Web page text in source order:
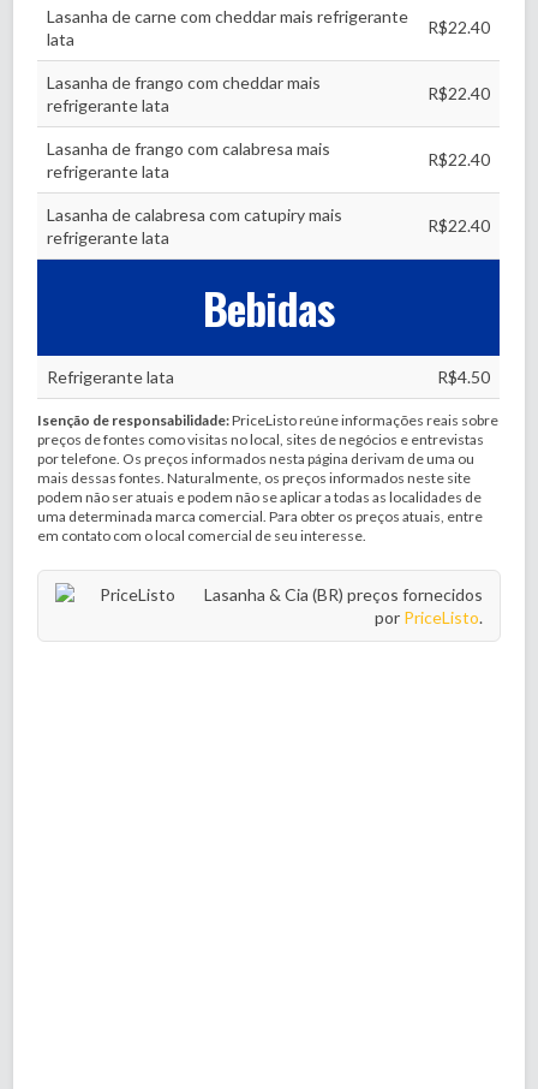
Lasanha de carne com cheddar mais refrigerante
lata
R$22.40
Lasanha de frango com cheddar mais
refrigerante lata
R$22.40
Lasanha de frango com calabresa mais
refrigerante lata
R$22.40
Lasanha de calabresa com catupiry mais
refrigerante lata
R$22.40
Bebidas
Refrigerante lata R$4.50
Isenção de responsabilidade:PriceListo reúne informações reais sobre
preços de fontes como visitas no local, sites de negócios e entrevistas
por telefone. Os preços informados nesta página derivam de uma ou
mais dessas fontes. Naturalmente, os preços informados neste site
podem não ser atuais e podem não se aplicar a todas as localidades de
uma determinada marca comercial. Para obter os preços atuais, entre
em contato com o local comercial de seu interesse.
Lasanha & Cia (BR) preços fornecidos
por PriceListo.